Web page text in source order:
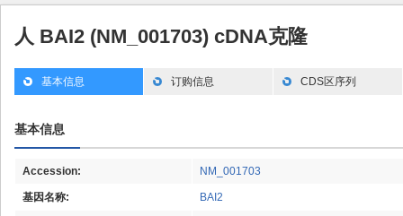
人 BAI2 (NM_001703) cDNA克隆
基本信息 订购信息 CDS区序列
基本信息
Accession: NM_001703
基因名称: BAI2